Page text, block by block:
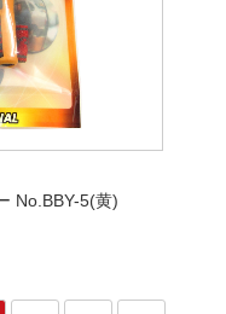
No.BBY-5(黄)